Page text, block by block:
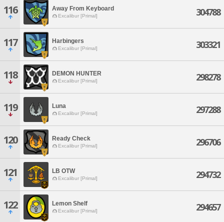
116 Away From Keyboard
Excalibur [Primal] 304788
117 Harbingers
Excalibur [Primal] 303321
118 DEMON HUNTER
Excalibur [Primal] 298278
119 Luna
Excalibur [Primal] 297288
120 Ready Check
Excalibur [Primal] 296706
121 LB OTW
Excalibur [Primal] 294732
122 Lemon Shelf
Excalibur [Primal] 294657